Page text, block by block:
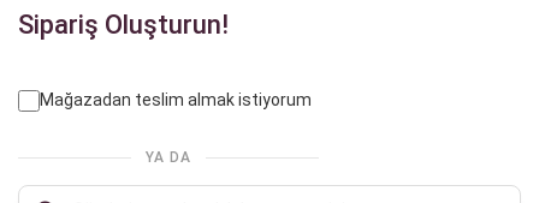
Sipariş Oluşturun!
Mağazadan teslim almak istiyorum
YA DA